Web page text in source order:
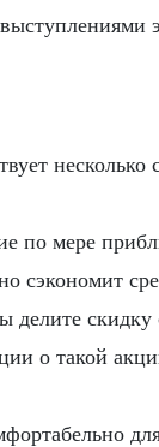
несколько
по мере
сэкономит
делите скидку
о такой